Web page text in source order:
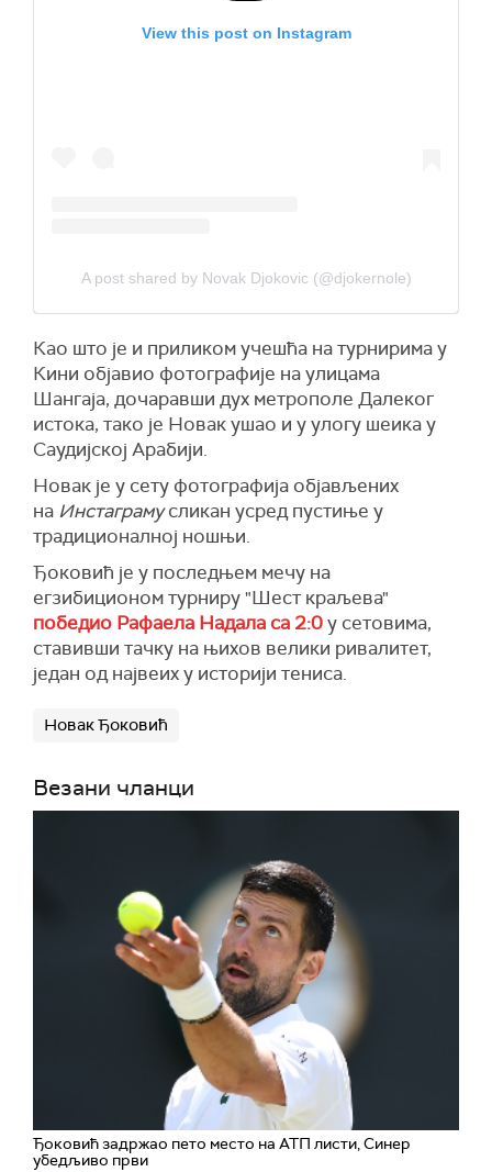
View this post on Instagram
A post shared by Novak Djokovic (@djokernole)
Као што је и приликом учешћа на турнирима у
Кини објавио фотографије на улицама
Шангаја, дочаравши дух метрополе Далеког
истока, тако је Новак ушао и у улогу шеика у
Саудијској Арабији.
Новак је у сету фотографија објављених
на Инстаграмусликан усред пустиње у
традиционалној ношњи.
Ђоковић је у последњем мечу на
егзибиционом турниру "Шест краљева"
победио Рафаела Надала са 2:0у сетовима,
ставивши тачку на њихов велики ривалитет,
један од највеих у историји тениса.
Новак Ђоковић
Везани чланци
Ђоковић задржао пето место на АТП листи, Синер
убедљиво први